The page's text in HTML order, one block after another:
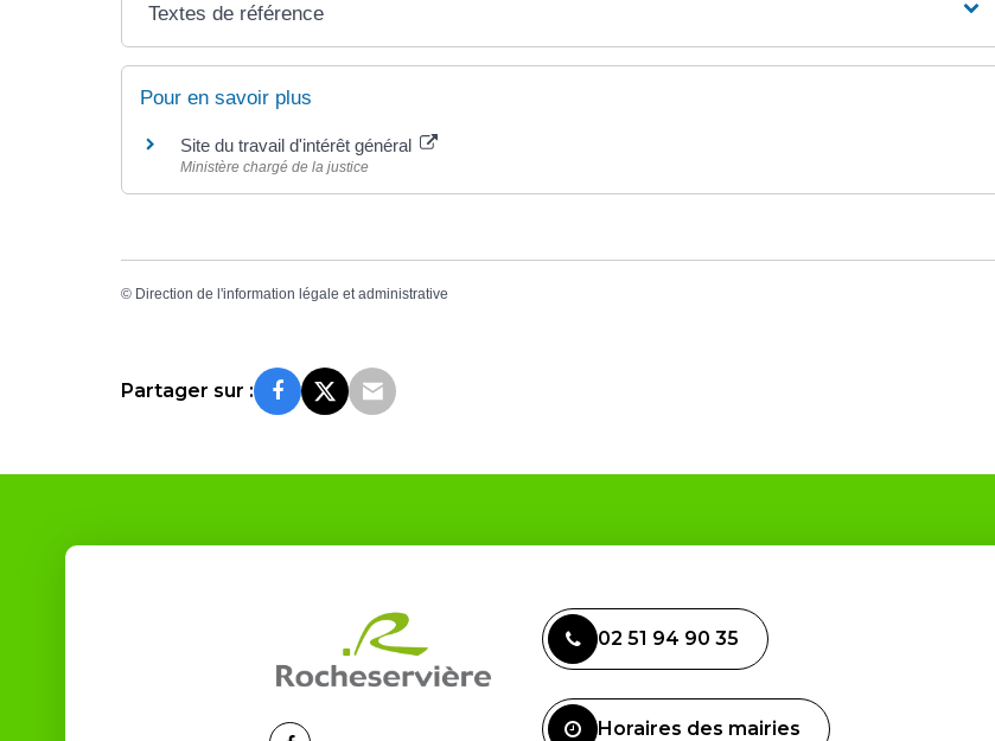
Textes de référence
Pour en savoir plus
Site du travail d'intérêt général
Ministère chargé de la justice
© Direction de l'information légale et administrative
Partager sur :
02 51 94 90 35
Horaires des mairies